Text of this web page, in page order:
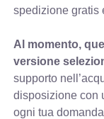
spedizione gratis
Al momento,
versione
supporto
disposizione con
ogni tua